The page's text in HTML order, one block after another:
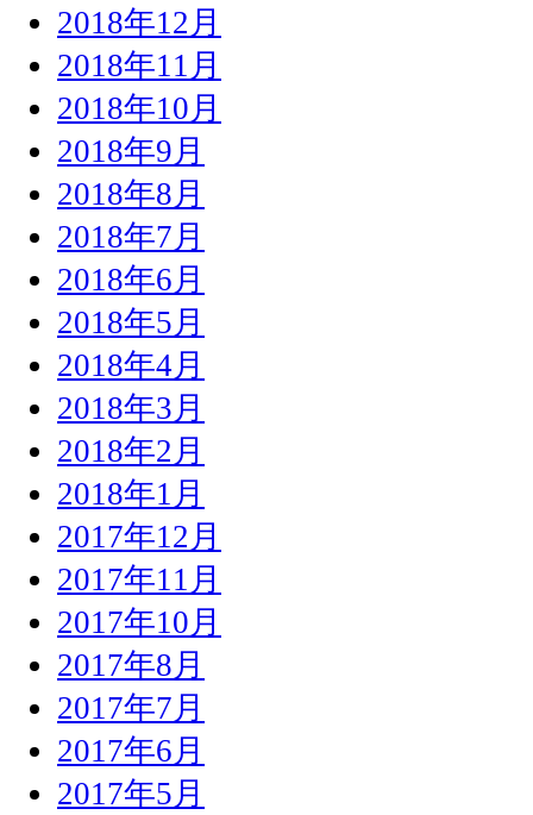
2018年12月
2018年11月
2018年10月
2018年9月
2018年8月
2018年7月
2018年6月
2018年5月
2018年4月
2018年3月
2018年2月
2018年1月
2017年12月
2017年11月
2017年10月
2017年8月
2017年7月
2017年6月
2017年5月